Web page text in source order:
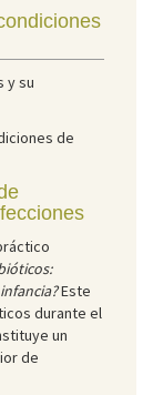
y su
de
Este
durante el
un
de